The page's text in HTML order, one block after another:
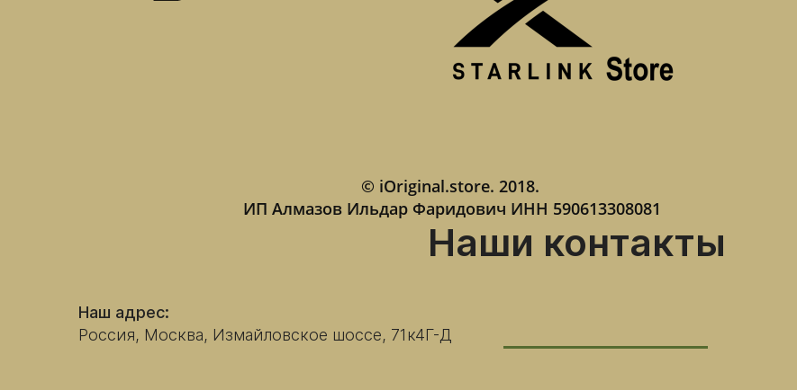
© iOriginal.store. 2018.
ИП Алмазов Ильдар Фаридович ИНН 590613308081
Наши контакты
Наш адрес:
Россия, Москва, Измайловское шоссе, 71к4Г-Д